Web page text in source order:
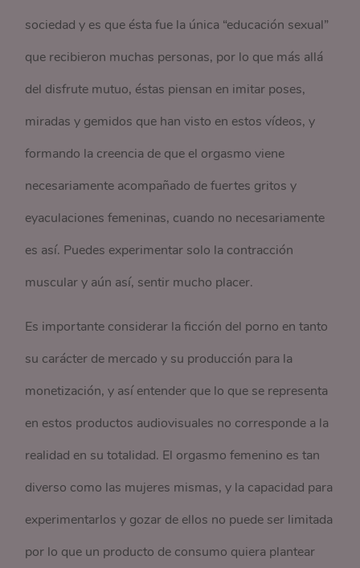
sociedad y es que ésta fue la única “educación sexual”
que recibieron muchas personas, por lo que más allá
del disfrute mutuo, éstas piensan en imitar poses,
miradas y gemidos que han visto en estos vídeos, y
formando la creencia de que el orgasmo viene
necesariamente acompañado de fuertes gritos y
eyaculaciones femeninas, cuando no necesariamente
es así. Puedes experimentar solo la contracción
muscular y aún así, sentir mucho placer.
Es importante considerar la ficción del porno en tanto
su carácter de mercado y su producción para la
monetización, y así entender que lo que se representa
en estos productos audiovisuales no corresponde a la
realidad en su totalidad. El orgasmo femenino es tan
diverso como las mujeres mismas, y la capacidad para
experimentarlos y gozar de ellos no puede ser limitada
por lo que un producto de consumo quiera plantear